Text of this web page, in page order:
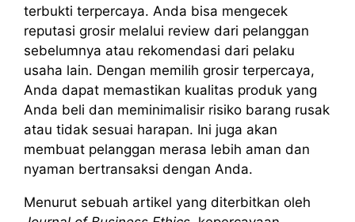
terbukti terpercaya. Anda bisa mengecek
reputasi grosir melalui review dari pelanggan
sebelumnya atau rekomendasi dari pelaku
usaha lain. Dengan memilih grosir terpercaya,
Anda dapat memastikan kualitas produk yang
Anda beli dan meminimalisir risiko barang rusak
atau tidak sesuai harapan. Ini juga akan
membuat pelanggan merasa lebih aman dan
nyaman bertransaksi dengan Anda.
Menurut sebuah artikel yang diterbitkan oleh